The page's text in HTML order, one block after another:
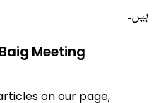
ہیں۔
Meeting
on our page,